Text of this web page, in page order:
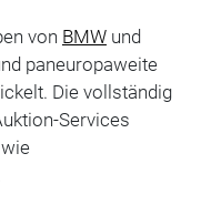
von BMWund
paneuropaweite
Die vollständig
Services